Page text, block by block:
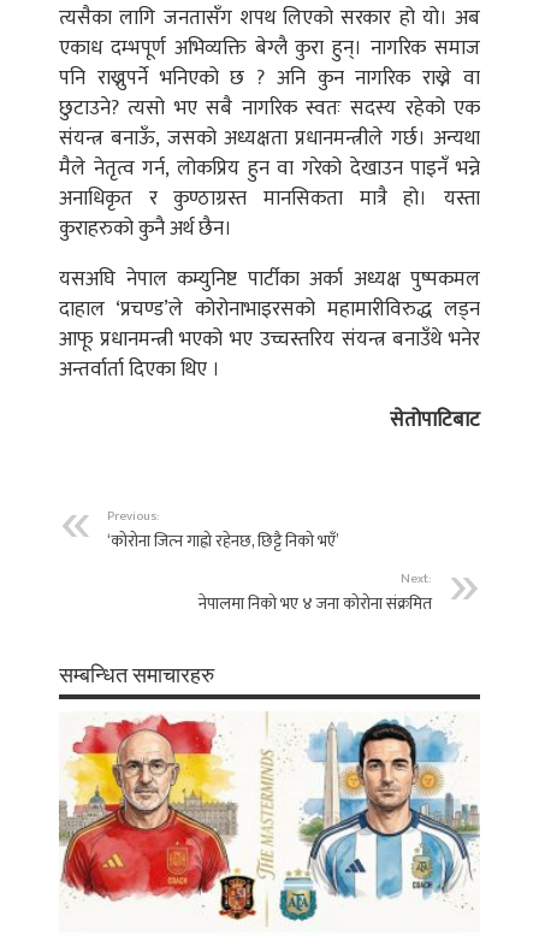
त्यसैका लागि जनतासँग शपथ लिएको सरकार हो यो। अब
एकाध दम्भपूर्ण अभिव्यक्ति बेग्लै कुरा हुन्। नागरिक समाज
पनि राख्नुपर्ने भनिएको छ ? अनि कुन नागरिक राख्ने वा
छुटाउने? त्यसो भए सबै नागरिक स्वतः सदस्य रहेको एक
संयन्त्र बनाऊँ, जसको अध्यक्षता प्रधानमन्त्रीले गर्छ। अन्यथा
मैले नेतृत्व गर्न, लोकप्रिय हुन वा गरेको देखाउन पाइनँ भन्ने
अनाधिकृत र कुण्ठाग्रस्त मानसिकता मात्रै हो। यस्ता
कुराहरुको कुनै अर्थ छैन।
यसअघि नेपाल कम्युनिष्ट पार्टीका अर्का अध्यक्ष पुष्पकमल
दाहाल ‘प्रचण्ड’ले कोरोनाभाइरसको महामारीविरुद्ध लड्न
आफू प्रधानमन्त्री भएको भए उच्चस्तरिय संयन्त्र बनाउँथे भनेर
अन्तर्वार्ता दिएका थिए ।
सेतोपाटिबाट
Previous:
‘कोरोना जित्‍न गाह्रो रहेनछ, छिट्टै निको भएँ’
Next:
नेपालमा निको भए ४ जना कोरोना संक्रमित
सम्बन्धित समाचारहरु